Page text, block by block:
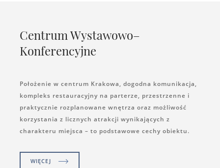
Centrum Wystawowo–
Konferencyjne
Położenie w centrum Krakowa, dogodna komunikacja,
kompleks restauracyjny na parterze, przestrzenne i
praktycznie rozplanowane wnętrza oraz możliwość
korzystania z licznych atrakcji wynikających z
charakteru miejsca – to podstawowe cechy obiektu.
WIĘCEJ